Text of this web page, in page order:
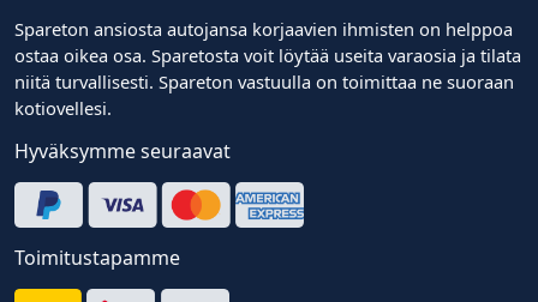
Spareton ansiosta autojansa korjaavien ihmisten on helppoa
ostaa oikea osa. Sparetosta voit löytää useita varaosia ja tilata
niitä turvallisesti. Spareton vastuulla on toimittaa ne suoraan
kotiovellesi.
Hyväksymme seuraavat
Toimitustapamme